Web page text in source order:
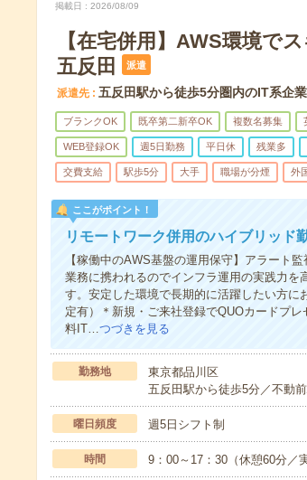
掲載日 2026/08/09
【在宅併用】AWS環境で
五反田
派遣
派遣先 五反田駅から徒歩5分圏内のIT系企業
ブランクOK 既卒第二新卒OK 複数名募集
WEB登録OK 週5日勤務 平日休 残業多
交費支給 駅歩5分 大手 職場が分煙 外
ここがポイント！
リモートワーク併用のハイブリッド
【稼働中のAWS基盤の運用保守】アラート
業務に携われるのでインフラ運用の実践力
す。安定した環境で長期的に活躍したい方
定有）＊新規・ご来社登録でQUOカードプ
料IT…つづきを見る
勤務地
東京都品川区
五反田駅から徒歩5分／不動
曜日頻度 週5日シフト制
時間 9：00～17：30（休憩60分／